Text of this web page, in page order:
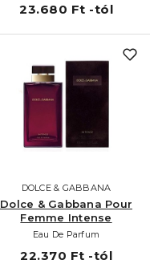
23.680 Ft -tól
DOLCE & GABBANA
Dolce & Gabbana Pour
Femme Intense
Eau De Parfum
22.370 Ft -tól